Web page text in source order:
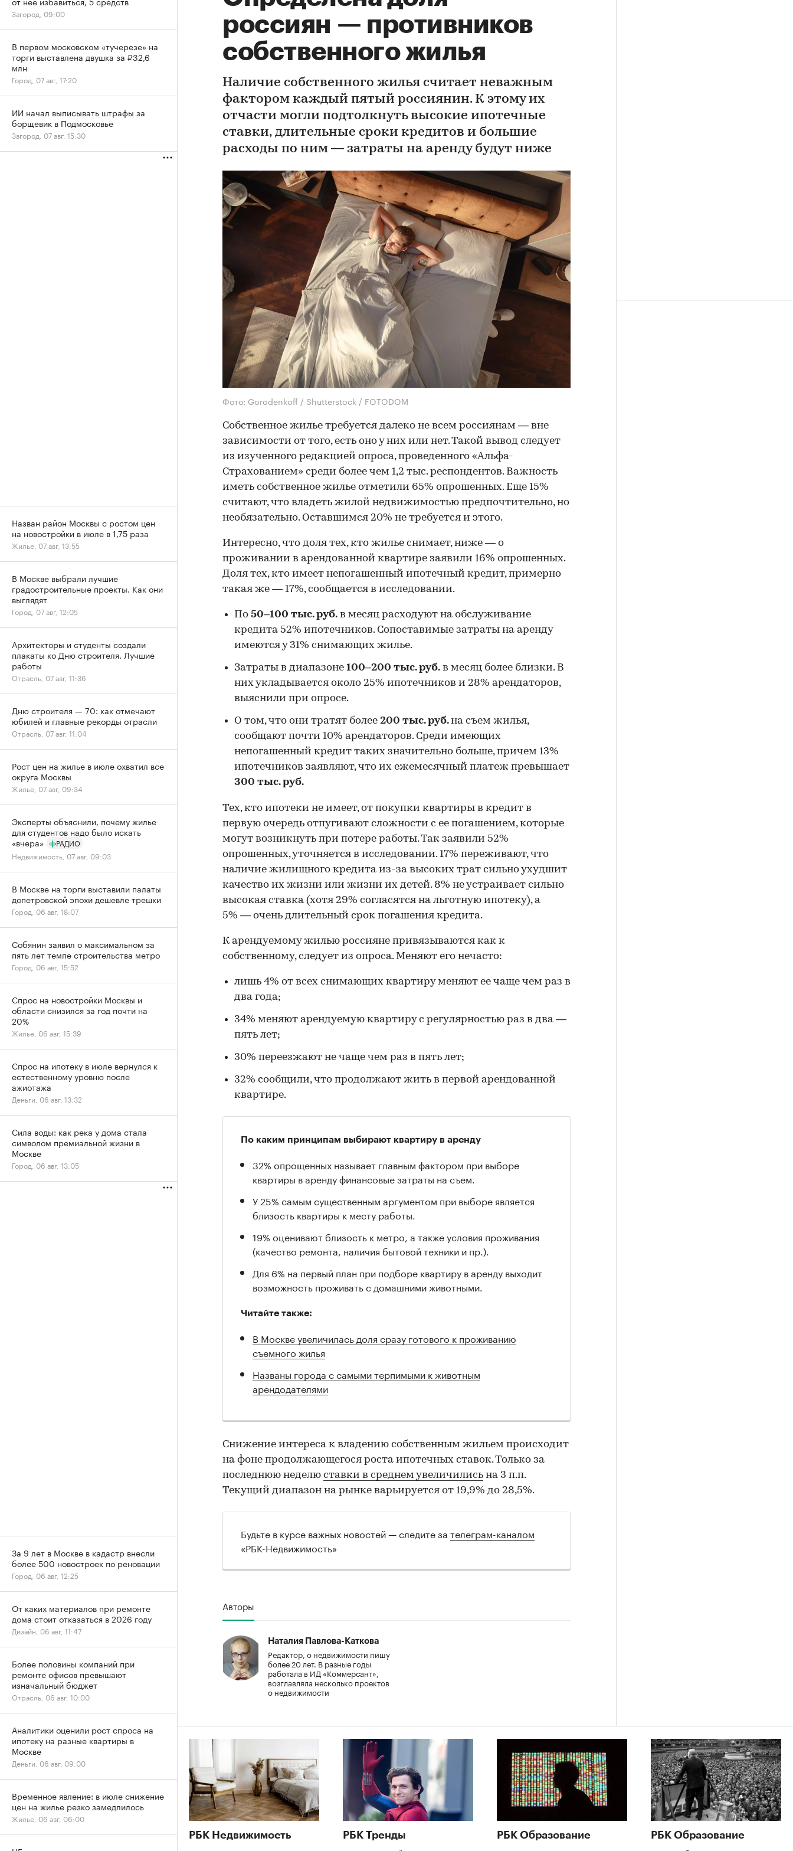
россиян — противников
собственного жилья
Наличие собственного жилья считает неважным
фактором каждый пятый россиянин. К этому их
отчасти могли подтолкнуть высокие ипотечные
ставки, длительные сроки кредитов и большие
расходы по ним — затраты на аренду будут ниже
Фото: Gorodenkoff / Shutterstock / FOTODOM
Собственное жилье требуется далеко не всем россиянам — вне
зависимости от того, есть оно у них или нет. Такой вывод следует
из изученного редакцией опроса, проведенного «Альфа-
Страхованием» среди более чем 1,2 тыс. респондентов. Важность
иметь собственное жилье отметили 65% опрошенных. Еще 15%
считают, что владеть жилой недвижимостью предпочтительно, но
необязательно. Оставшимся 20% не требуется и этого.
Интересно, что доля тех, кто жилье снимает, ниже — о
проживании в арендованной квартире заявили 16% опрошенных.
Доля тех, кто имеет непогашенный ипотечный кредит, примерно
такая же — 17%, сообщается в исследовании.
По 50–100 тыс. руб. в месяц расходуют на обслуживание
кредита 52% ипотечников. Сопоставимые затраты на аренду
имеются у 31% снимающих жилье.
Затраты в диапазоне 100–200 тыс. руб. в месяц более близки. В
них укладывается около 25% ипотечников и 28% арендаторов,
выяснили при опросе.
О том, что они тратят более 200 тыс. руб.на съем жилья,
сообщают почти 10% арендаторов. Среди имеющих
непогашенный кредит таких значительно больше, причем 13%
ипотечников заявляют, что их ежемесячный платеж превышает
300 тыс. руб.
00:00 / 00:00
Тех, кто ипотеки не имеет, от покупки квартиры в кредит в
первую очередь отпугивают сложности с ее погашением, которые
могут возникнуть при потере работы. Так заявили 52%
опрошенных, уточняется в исследовании. 17% переживают, что
наличие жилищного кредита из-за высоких трат сильно ухудшит
качество их жизни или жизни их детей. 8% не устраивает сильно
высокая ставка (хотя 29% согласятся на льготную ипотеку), а
5% — очень длительный срок погашения кредита.
К арендуемому жилью россияне привязываются как к
собственному, следует из опроса. Меняют его нечасто:
лишь 4% от всех снимающих квартиру меняют ее чаще чем раз в
два года;
34% меняют арендуемую квартиру с регулярностью раз в два —
пять лет;
30% переезжают не чаще чем раз в пять лет;
32% сообщили, что продолжают жить в первой арендованной
квартире.
По каким принципам выбирают квартиру в аренду
32% опрощенных называет главным фактором при выборе
квартиры в аренду финансовые затраты на съем.
У 25% самым существенным аргументом при выборе является
близость квартиры к месту работы.
19% оценивают близость к метро, а также условия проживания
(качество ремонта, наличия бытовой техники и пр.).
Для 6% на первый план при подборе квартиру в аренду выходит
возможность проживать с домашними животными.
Читайте также:
В Москве увеличилась доля сразу готового к проживанию
съемного жилья
Названы города с самыми терпимыми к животным
арендодателями
Снижение интереса к владению собственным жильем происходит
на фоне продолжающегося роста ипотечных ставок. Только за
последнюю неделю ставки в среднем увеличились на 3 п.п.
Текущий диапазон на рынке варьируется от 19,9% до 28,5%.
Будьте в курсе важных новостей — следите за телеграм-каналом
«РБК-Недвижимость»
Авторы
Наталия Павлова-Каткова
Редактор, о недвижимости пишу
более 20 лет. В разные годы
работала в ИД «Коммерсант»,
возглавляла несколько проектов
о недвижимости
РБК Недвижимость РБК Тренды РБК Образование РБК Образование
Загород, 09:00
В первом московском «тучерезе» на
торги выставлена двушка за ₽32,6
млн
Город, 07 авг, 17:20
ИИ начал выписывать штрафы за
борщевик в Подмосковье
Загород, 07 авг, 15:30
Назван район Москвы с ростом цен
на новостройки в июле в 1,75 раза
Жилье, 07 авг, 13:55
В Москве выбрали лучшие
градостроительные проекты. Как они
выглядят
Город, 07 авг, 12:05
Архитекторы и студенты создали
плакаты ко Дню строителя. Лучшие
работы
Отрасль, 07 авг, 11:36
Дню строителя — 70: как отмечают
юбилей и главные рекорды отрасли
Отрасль, 07 авг, 11:04
Рост цен на жилье в июле охватил все
округа Москвы
Жилье, 07 авг, 09:34
Эксперты объяснили, почему жилье
для студентов надо было искать
«вчера»
РАДИО
Недвижимость, 07 авг, 09:03
В Москве на торги выставили палаты
допетровской эпохи дешевле трешки
Город, 06 авг, 18:07
Собянин заявил о максимальном за
пять лет темпе строительства метро
Город, 06 авг, 15:52
Спрос на новостройки Москвы и
области снизился за год почти на
20%
Жилье, 06 авг, 15:39
Спрос на ипотеку в июле вернулся к
естественному уровню после
ажиотажа
Деньги, 06 авг, 13:32
Сила воды: как река у дома стала
символом премиальной жизни в
Москве
Город, 06 авг, 13:05
За 9 лет в Москве в кадастр внесли
более 500 новостроек по реновации
Город, 06 авг, 12:25
От каких материалов при ремонте
дома стоит отказаться в 2026 году
Дизайн, 06 авг, 11:47
Более половины компаний при
ремонте офисов превышают
изначальный бюджет
Отрасль, 06 авг, 10:00
Аналитики оценили рост спроса на
ипотеку на разные квартиры в
Москве
Деньги, 06 авг, 09:00
Временное явление: в июле снижение
цен на жилье резко замедлилось
Жилье, 06 авг, 06:00